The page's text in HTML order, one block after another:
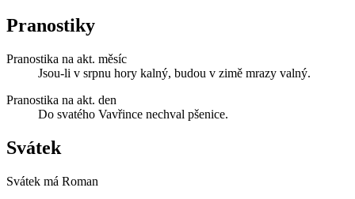
Pranostiky
Pranostika na akt. měsíc
Jsou-li v srpnu hory kalný, budou v zimě mrazy valný.
Pranostika na akt. den
Do svatého Vavřince nechval pšenice.
Svátek
Svátek má Roman